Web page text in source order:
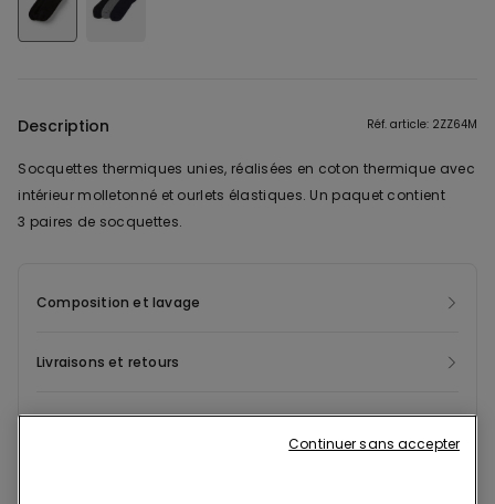
Description Réf. article: 2ZZ64M
Socquettes thermiques unies, réalisées en coton thermique avec
intérieur molletonné et ourlets élastiques. Un paquet contient
3 paires de socquettes.
Composition et lavage
Livraisons et retours
Recherchez en boutique
Continuer sans accepter